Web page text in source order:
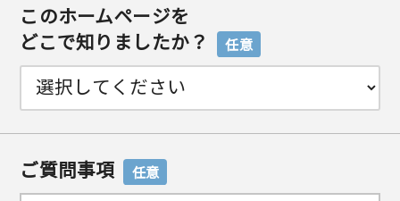
このホームページを
どこで知りましたか？
任意
ご質問事項 任意